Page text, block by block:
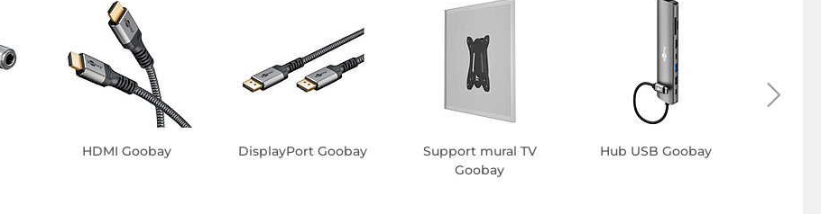
HDMI Goobay DisplayPort Goobay
Support mural TV
Goobay
Hub USB Goobay